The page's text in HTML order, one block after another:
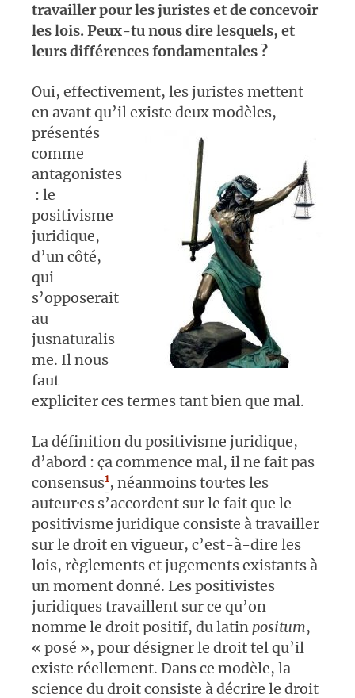
travailler pour les juristes et de concevoir
les lois. Peux-tu nous dire lesquels, et
leurs différences fondamentales ?
Oui, effectivement, les juristes mettent
en avant qu’il existe deux modèles,
présentés
comme
antagonistes
: le
positivisme
juridique,
d’un côté,
qui
s’opposerait
au
jusnaturalis
me. Il nous
faut
expliciter ces termes tant bien que mal.
La définition du positivisme juridique,
d’abord : ça commence mal, il ne fait pas
consensus1, néanmoins tou·tes les
auteur·es s’accordent sur le fait que le
positivisme juridique consiste à travailler
sur le droit en vigueur, c’est-à-dire les
lois, règlements et jugements existants à
un moment donné. Les positivistes
juridiques travaillent sur ce qu’on
nomme le droit positif, du latin positum,
« posé », pour désigner le droit tel qu’il
existe réellement. Dans ce modèle, la
science du droit consiste à décrire le droit